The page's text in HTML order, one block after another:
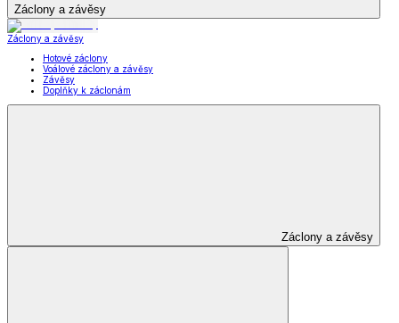
Záclony a závěsy
Záclony a závěsy
Hotové záclony
Voálové záclony a závěsy
Závěsy
Doplňky k záclonám
Záclony a závěsy